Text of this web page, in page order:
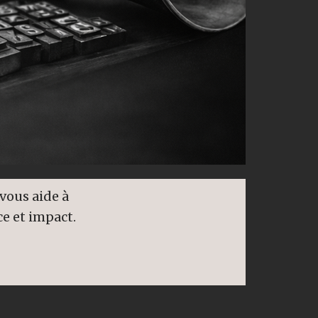
aide à
et impact.